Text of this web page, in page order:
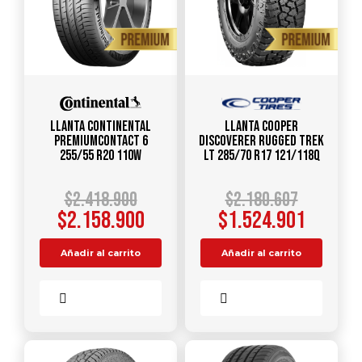
Llanta CONTINENTAL
PREMIUMCONTACT 6
255/55 R20 110W
$2.418.900
$2.158.900
Añadir al carrito
Llanta COOPER
DISCOVERER RUGGED TREK
LT 285/70 R17 121/118Q
$2.180.607
$1.524.901
Añadir al carrito